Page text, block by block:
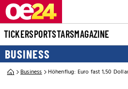
TICKERSPORTSTARSMAGAZINE
BUSINESS
Business Höhenflug: Euro fast 1,50